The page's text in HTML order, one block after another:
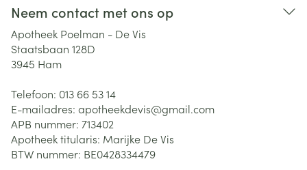
Neem contact met ons op
Apotheek Poelman - De Vis
Staatsbaan 128D
3945 Ham
Telefoon: 013 66 53 14
E-mailadres: apotheekdevis@gmail.com
APB nummer: 713402
Apotheek titularis: Marijke De Vis
BTW nummer: BE0428334479